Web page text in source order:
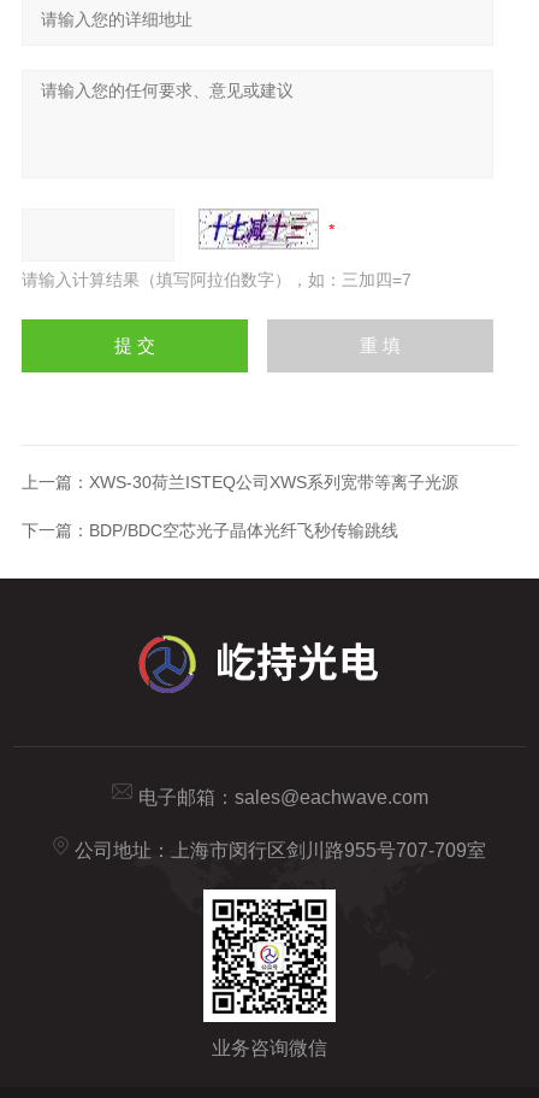
请输入计算结果（填写阿拉伯数字），如：三加四=7
上一篇： XWS-30荷兰ISTEQ公司XWS系列宽带等离子光源
下一篇： BDP/BDC空芯光子晶体光纤飞秒传输跳线
电子邮箱： sales@eachwave.com
公司地址：上海市闵行区剑川路955号707-709室
业务咨询微信